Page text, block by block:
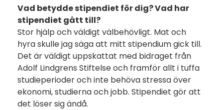
Vad betydde stipendiet för dig? Vad har
stipendiet gått till?
Stor hjälp och väldigt välbehövligt. Mat och
hyra skulle jag säga att mitt stipendium gick till.
Det är väldigt uppskattat med bidraget från
Adolf Lindgrens Stiftelse och framför allt i tuffa
studieperioder och inte behöva stressa över
ekonomi, studierna och jobb. Stipendiet gör att
det löser sig ändå.